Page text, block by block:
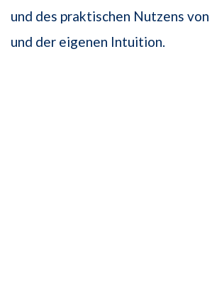
und des praktischen Nutzens
und der eigenen Intuition.